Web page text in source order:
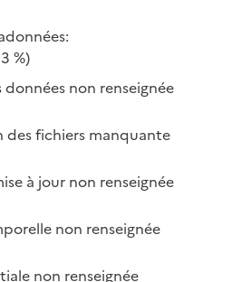
%)
non renseignée
fichiers manquante
à jour non renseignée
non renseignée
non renseignée